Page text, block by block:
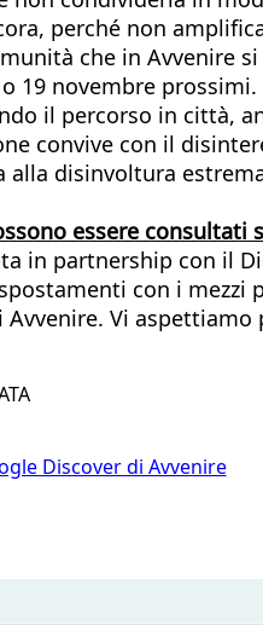
perché non
che in Avvenire
19 novembre
il percorso in città,
convive con il
alla disinvoltura
essere consultati
in partnership con il
con i
Vi
Discover di Avvenire